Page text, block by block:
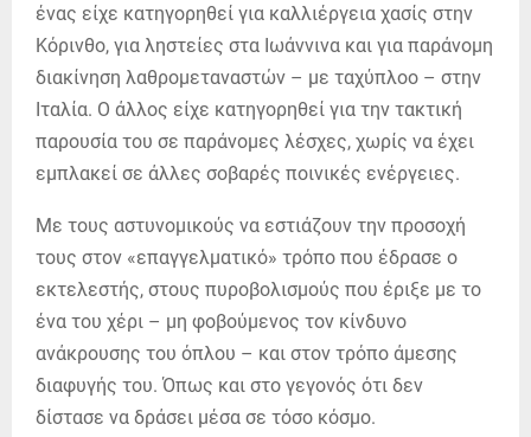
ένας είχε κατηγορηθεί για καλλιέργεια χασίς στην
Κόρινθο, για ληστείες στα Ιωάννινα και για παράνομη
διακίνηση λαθρομεταναστών – με ταχύπλοο – στην
Ιταλία. Ο άλλος είχε κατηγορηθεί για την τακτική
παρουσία του σε παράνομες λέσχες, χωρίς να έχει
εμπλακεί σε άλλες σοβαρές ποινικές ενέργειες.
Με τους αστυνομικούς να εστιάζουν την προσοχή
τους στον «επαγγελματικό» τρόπο που έδρασε ο
εκτελεστής, στους πυροβολισμούς που έριξε με το
ένα του χέρι – μη φοβούμενος τον κίνδυνο
ανάκρουσης του όπλου – και στον τρόπο άμεσης
διαφυγής του. Όπως και στο γεγονός ότι δεν
δίστασε να δράσει μέσα σε τόσο κόσμο.